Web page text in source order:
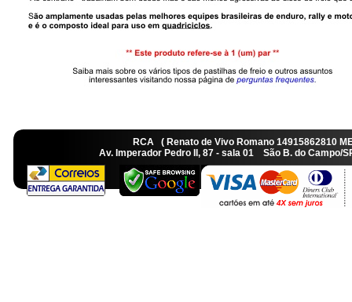
RCA ( Renato de Vivo Romano
Av. Imperador Pedro II, 87 - sala 01 São B. do